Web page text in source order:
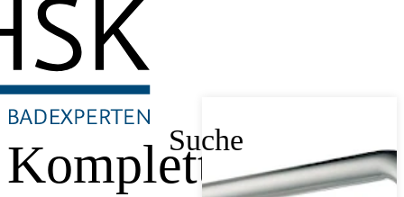
Suche
Komplett-